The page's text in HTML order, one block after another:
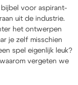
bijbel voor aspirant-
uit de industrie.
het ontwerpen
je zelf misschien
spel eigenlijk leuk?
vergeten we